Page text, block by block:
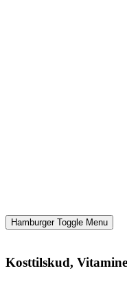
Hamburger Toggle Menu
Kosttilskud,